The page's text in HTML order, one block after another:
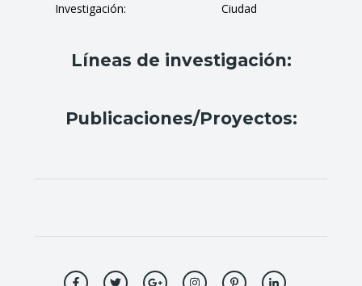
Investigación
Ciudad
Líneas de investigación:
Publicaciones/Proyectos: